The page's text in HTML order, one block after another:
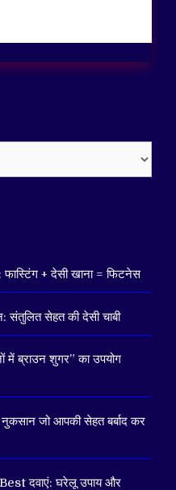
+ देसी खाना = फिटनेस
संतुलित सेहत की देसी चाबी
में ब्राउन शुगर” का उपयोग
जो आपकी सेहत बर्बाद कर
दवाएं: घरेलू उपाय और